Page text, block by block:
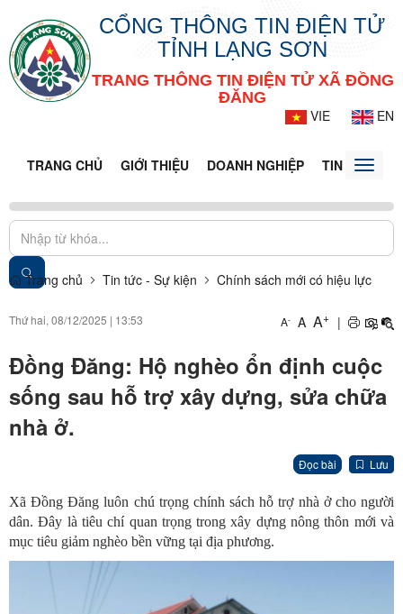
CỔNG THÔNG TIN ĐIỆN TỬ
TỈNH LẠNG SƠN
TRANG THÔNG TIN ĐIỆN TỬ XÃ ĐỒNG
ĐĂNG
VIE
EN
TRANG CHỦ GIỚI THIỆU DOANH NGHIỆP TIN TỨC -
Toggle
Trang chủ Tin tức - Sự kiện Chính sách mới có hiệu lực
Thứ hai, 08/12/2025 | 13:53 A- A A+ |
Đồng Đăng: Hộ nghèo ổn định cuộc
sống sau hỗ trợ xây dựng, sửa chữa
nhà ở.
Đọc bài Lưu
Xã Đồng Đăng luôn chú trọng chính sách hỗ trợ nhà ở cho người
dân. Đây là tiêu chí quan trọng trong xây dựng nông thôn mới và
mục tiêu giảm nghèo bền vững tại địa phương.